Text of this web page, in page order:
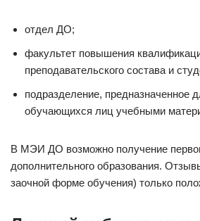
отдел ДО;
факультет повышения
преподавательского состава и
подразделение, предназначенное
обучающихся лиц учебными
В МЭИ ДО возможно получение
дополнительного образования.
заочной форме обучения) только